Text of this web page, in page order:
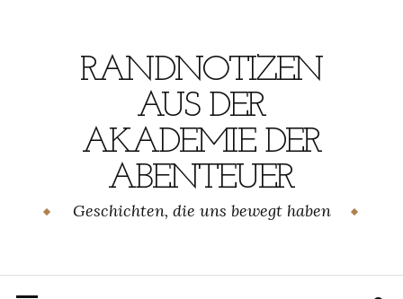
RANDNOTIZEN
AUS DER
AKADEMIE DER
ABENTEUER
Geschichten, die uns bewegt haben